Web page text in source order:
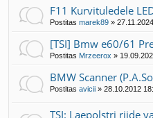
F11 Kurvituledele
Postitas marek89 »
[TSI] Bmw e60/61
Postitas Mrzeerox »
BMW Scanner
Postitas avicii » 28.10.2012
TSI: Laepolstri riide